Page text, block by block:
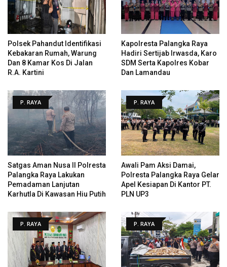
Polsek Pahandut Identifikasi
Kebakaran Rumah, Warung
Dan 8 Kamar Kos Di Jalan
R.A. Kartini
Kapolresta Palangka Raya
Hadiri Sertijab Irwasda, Karo
SDM Serta Kapolres Kobar
Dan Lamandau
P. RAYA
Satgas Aman Nusa II Polresta
Palangka Raya Lakukan
Pemadaman Lanjutan
Karhutla Di Kawasan Hiu Putih
P. RAYA
Awali Pam Aksi Damai,
Polresta Palangka Raya Gelar
Apel Kesiapan Di Kantor PT.
PLN UP3
P. RAYA P. RAYA